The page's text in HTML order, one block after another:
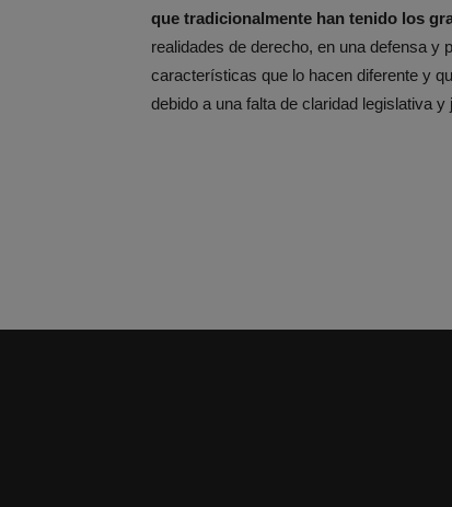
que tradicionalmente han tenido los
realidades de derecho, en una defensa y
características que lo hacen diferente y
debido a una falta de claridad legislativa